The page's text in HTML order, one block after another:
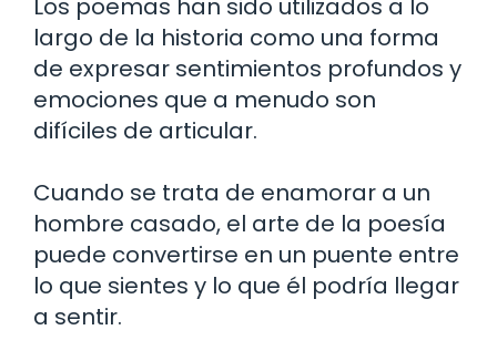
largo de la historia como una forma
de expresar sentimientos profundos y
emociones que a menudo son
difíciles de articular.
Cuando se trata de enamorar a un
hombre casado, el arte de la poesía
puede convertirse en un puente entre
lo que sientes y lo que él podría llegar
a sentir.